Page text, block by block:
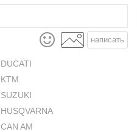
написать
DUCATI
KTM
SUZUKI
HUSQVARNA
CAN AM